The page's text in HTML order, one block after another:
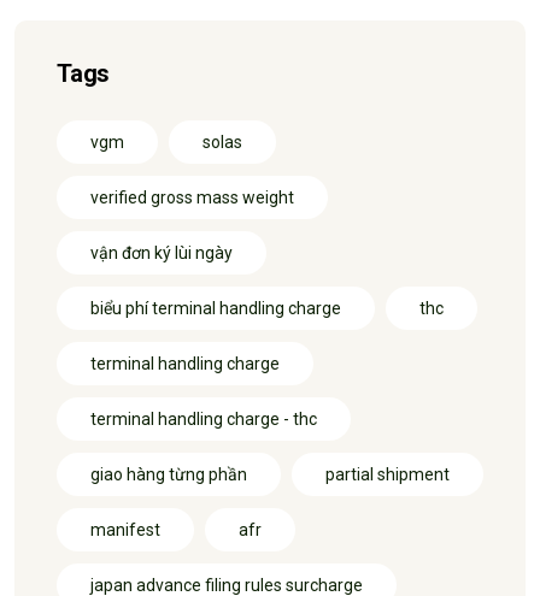
Tags
vgm solas
verified gross mass weight
vận đơn ký lùi ngày
biểu phí terminal handling charge thc
terminal handling charge
terminal handling charge - thc
giao hàng từng phần partial shipment
manifest afr
japan advance filing rules surcharge